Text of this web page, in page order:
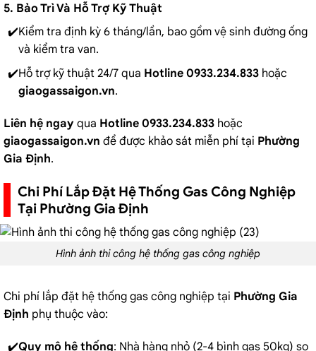
5. Bảo Trì Và Hỗ Trợ Kỹ Thuật
Kiểm tra định kỳ 6 tháng/lần, bao gồm vệ sinh đường ống
và kiểm tra van.
Hỗ trợ kỹ thuật 24/7 qua Hotline 0933.234.833hoặc
giaogassaigon.vn.
Liên hệ ngay qua Hotline 0933.234.833 hoặc
giaogassaigon.vn để được khảo sát miễn phí tại Phường
Gia Định.
Chi Phí Lắp Đặt Hệ Thống Gas Công Nghiệp
Tại Phường Gia Định
Hình ảnh thi công hệ thống gas công nghiệp
Chi phí lắp đặt hệ thống gas công nghiệp tại Phường Gia
Định phụ thuộc vào:
Quy mô hệ thống: Nhà hàng nhỏ (2-4 bình gas 50kg) so